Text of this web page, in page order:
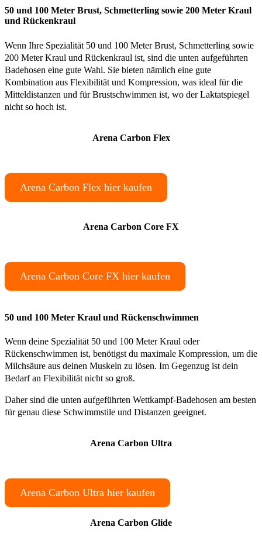
50 und 100 Meter Brust, Schmetterling sowie 200 Meter Kraul
und Rückenkraul
Wenn Ihre Spezialität 50 und 100 Meter Brust, Schmetterling sowie
200 Meter Kraul und Rückenkraul ist, sind die unten aufgeführten
Badehosen eine gute Wahl. Sie bieten nämlich eine gute
Kombination aus Flexibilität und Kompression, was ideal für die
Mitteldistanzen und für Brustschwimmen ist, wo der Laktatspiegel
nicht so hoch ist.
Arena Carbon Flex
Arena Carbon Flex hier kaufen
Arena Carbon Core FX
Arena Carbon Core FX hier kaufen
50 und 100 Meter Kraul und Rückenschwimmen
Wenn deine Spezialität 50 und 100 Meter Kraul oder
Rückenschwimmen ist, benötigst du maximale Kompression, um die
Milchsäure aus deinen Muskeln zu lösen. Im Gegenzug ist dein
Bedarf an Flexibilität nicht so groß.
Daher sind die unten aufgeführten Wettkampf-Badehosen am besten
für genau diese Schwimmstile und Distanzen geeignet.
Arena Carbon Ultra
Arena Carbon Ultra hier kaufen
Arena Carbon Glide